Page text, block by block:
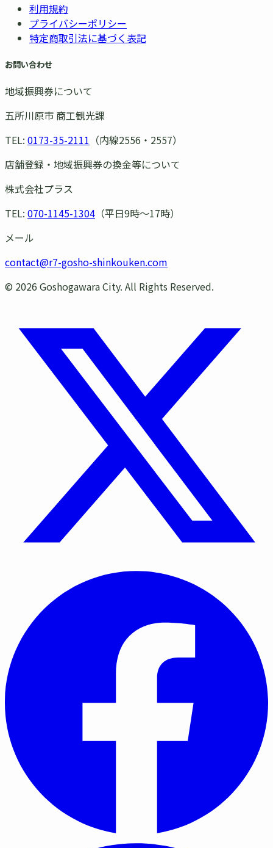
利用規約
プライバシーポリシー
特定商取引法に基づく表記
お問い合わせ
地域振興券について
五所川原市 商工観光課
TEL: 0173-35-2111 （内線2556・2557）
店舗登録・地域振興券の換金等について
株式会社プラス
TEL: 070-1145-1304 （平日9時〜17時）
メール
contact@r7-gosho-shinkouken.com
© 2026 Goshogawara City. All Rights Reserved.